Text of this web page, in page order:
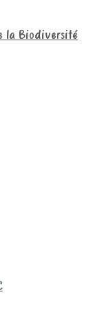
la Biodiversité